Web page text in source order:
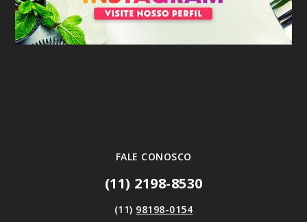
FALE CONOSCO
(11) 2198-8530
(11) 98198-0154